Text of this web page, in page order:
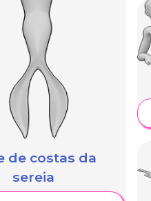
de costas da
sereia